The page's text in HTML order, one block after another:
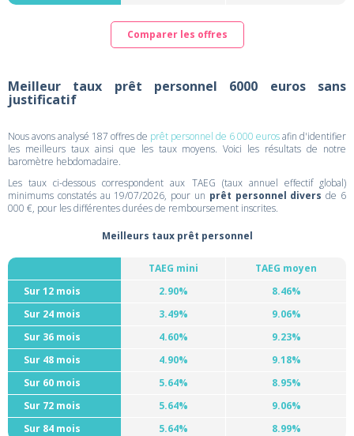
Comparer les offres
Meilleur taux prêt personnel 6000 euros sans
justificatif
Nous avons analysé 187 offres de prêt personnel de 6 000 eurosafin d'identifier
les meilleurs taux ainsi que les taux moyens. Voici les résultats de notre
baromètre hebdomadaire.
Les taux ci-dessous correspondent aux TAEG (taux annuel effectif global)
minimums constatés au 19/07/2026, pour un prêt personnel divers de 6
000 €, pour les différentes durées de remboursement inscrites.
Meilleurs taux prêt personnel
TAEG mini
TAEG moyen
Sur 12 mois
2.90%
8.46%
Sur 24 mois
3.49%
9.06%
Sur 36 mois
4.60%
9.23%
Sur 48 mois
4.90%
9.18%
Sur 60 mois
5.64%
8.95%
Sur 72 mois
5.64%
9.06%
Sur 84 mois
5.64% 8.99%